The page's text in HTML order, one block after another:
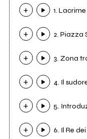
1.
2. Piazza
3. Zona
4. Il
5.
6. Il Re